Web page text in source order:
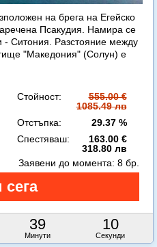
на брега на Егейско
Псакудия. Намира се
- Ситония. Разстояние между
"Македония" (Солун) е
Стойност:
555.00 €
1085.49 лв
Отстъпка:
29.37 %
Спестяваш:
163.00 €
318.80 лв
39
Минути
8
Секунди
Заявени до момента: 8 бр.